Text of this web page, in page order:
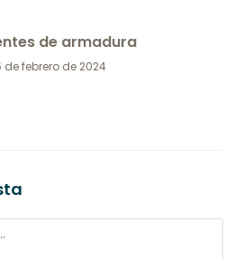
de armadura
de febrero de 2024